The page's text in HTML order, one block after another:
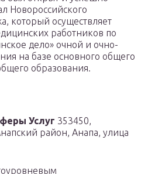
Новороссийского
который осуществляет
работников по
дело» очной и очно-
на базе основного общего
образования.
Услуг 353450,
район, Анапа, улица